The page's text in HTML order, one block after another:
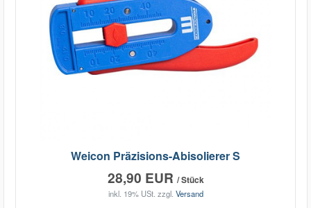
Weicon Präzisions-Abisolierer S
28,90 EUR / Stück
inkl. 19% USt. zzgl. Versand